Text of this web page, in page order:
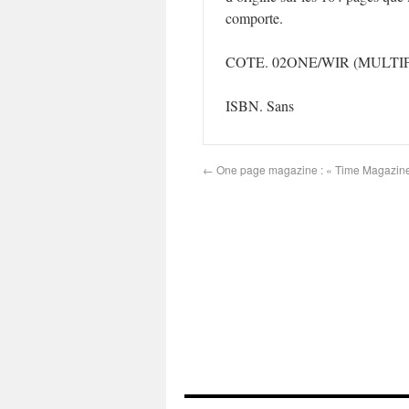
comporte.
COTE. 02ONE/WIR
ISBN. Sans
← One page magazine : « Time